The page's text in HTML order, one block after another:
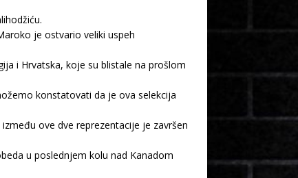
je ostvario veliki uspeh
i Hrvatska, koje su blistale na prošlom
konstatovati da je ova selekcija
ove dve reprezentacije je završen
u poslednjem kolu nad Kanadom